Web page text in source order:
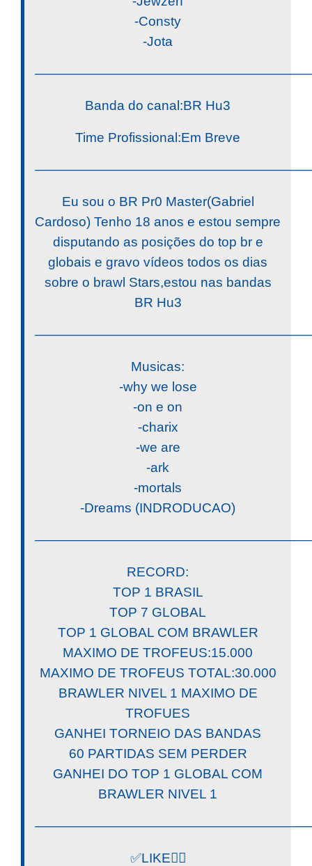
-Consty
-Jota
Banda do canal:BR Hu3
Time Profissional:Em Breve
Eu sou o BR Pr0 Master(Gabriel
Cardoso) Tenho 18 anos e estou sempre
disputando as posições do top br e
globais e gravo vídeos todos os dias
sobre o brawl Stars,estou nas bandas
BR Hu3
Musicas:
-why we lose
-on e on
-charix
-we are
-ark
-mortals
-Dreams (INDRODUCAO)
RECORD:
TOP 1 BRASIL
TOP 7 GLOBAL
TOP 1 GLOBAL COM BRAWLER
MAXIMO DE TROFEUS:15.000
MAXIMO DE TROFEUS TOTAL:30.000
BRAWLER NIVEL 1 MAXIMO DE
TROFUES
GANHEI TORNEIO DAS BANDAS
60 PARTIDAS SEM PERDER
GANHEI DO TOP 1 GLOBAL COM
BRAWLER NIVEL 1
✅LIKE👍🏼